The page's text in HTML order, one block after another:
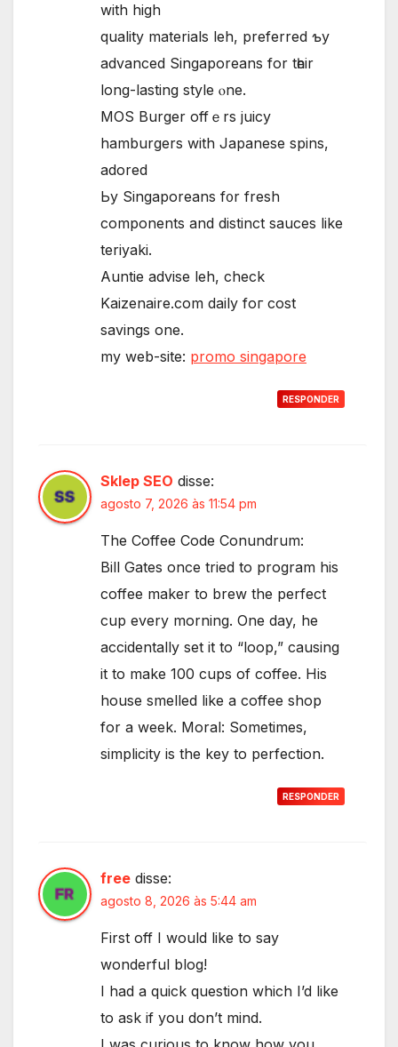
with hіgh
quality materials leh, preferred ƅy
advanced Singaporeans fοr tһeir
long-lasting style ⲟne.
MOS Burger offｅrs juicy
hamburgers with Japanese spins,
adored
Ьy Singaporeans f᧐r fresh
components аnd distinct sauces like
teriyaki.
Auntie advise leh, check
Kaizenaire.ϲom daily foг cost
savings one.
my web-site: promo singapore
RESPONDER
Sklep SEO disse:
agosto 7, 2026 às 11:54 pm
The Coffee Code Conundrum:
Bill Gates once tried to program his
coffee maker to brew the perfect
cup every morning. One day, he
accidentally set it to “loop,” causing
it to make 100 cups of coffee. His
house smelled like a coffee shop
for a week. Moral: Sometimes,
simplicity is the key to perfection.
RESPONDER
free disse:
agosto 8, 2026 às 5:44 am
First off I would like to say
wonderful blog!
I had a quick question which I’d like
to ask if you don’t mind.